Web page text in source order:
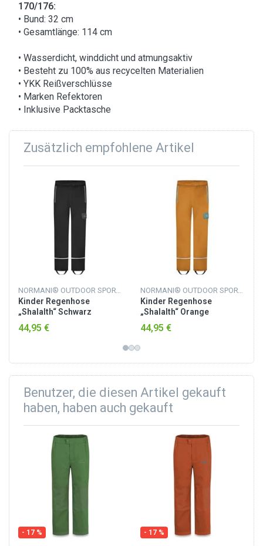
170/176:
• Bund: 32 cm
• Gesamtlänge: 114 cm
• Wasserdicht, winddicht und atmungsaktiv
• Besteht zu 100% aus recycelten Materialien
• YKK Reißverschlüsse
• Marken Refektoren
• Inklusive Packtasche
Zusätzlich empfohlene Artikel
NORMANI® OUTDOOR SPORTS
Kinder Regenhose
„Shalalth“ Schwarz
44,95 €
NORMANI® OUTDOOR SPORTS
Kinder Regenhose
„Shalalth“ Orange
44,95 €
Benutzer, die diesen Artikel gekauft
haben, haben auch gekauft
- 17 % - 17 %